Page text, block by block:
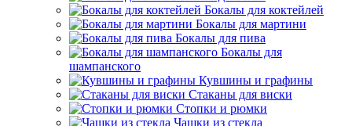
Бокалы для коктейлей
Бокалы для мартини
Бокалы для пива
Бокалы для
шампанского
Кувшины и графины
Стаканы для виски
Стопки и рюмки
Чашки из стекла